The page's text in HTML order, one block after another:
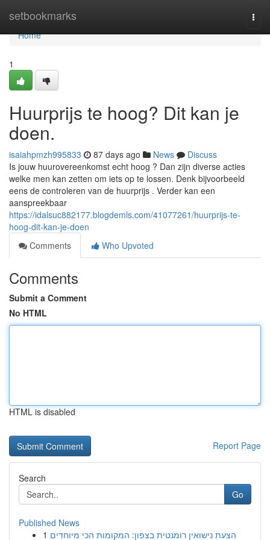
setbookmarks
Home
Home
1
Huurprijs te hoog? Dit kan je
doen.
isaiahpmzh995833 87 days ago News
Discuss
Is jouw huurovereenkomst echt hoog ? Dan zijn diverse acties
welke men kan zetten om iets op te lossen. Denk bijvoorbeeld
eens de controleren van de huurprijs . Verder kan een
aanspreekbaar
https://idalsuc882177.blogdemls.com/41077261/huurprijs-te-
hoog-dit-kan-je-doen
Comments
Who Upvoted
Comments
Submit a Comment
No HTML
HTML is disabled
Report Page
Search
Go
Published News
1 הצעת נישואין רומנטית בצפון: המקומות הכי מיוחדים